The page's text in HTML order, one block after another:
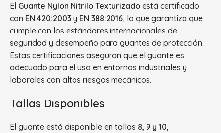
El Guante Nylon Nitrilo Texturizado está certificado
con EN 420:2003 y EN 388:2016, lo que garantiza que
cumple con los estándares internacionales de
seguridad y desempeño para guantes de protección.
Estas certificaciones aseguran que el guante es
adecuado para el uso en entornos industriales y
laborales con altos riesgos mecánicos.
Tallas Disponibles
El guante está disponible en tallas 8, 9 y 10,